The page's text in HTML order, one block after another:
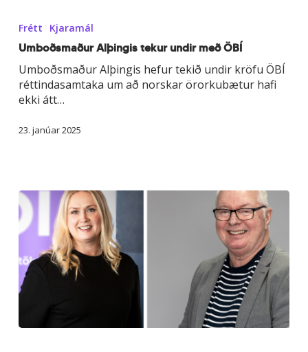
tekur
undir
með
ÖBÍ
Frétt Kjaramál
Umboðsmaður Alþingis tekur undir með ÖBÍ
Umboðsmaður Alþingis hefur tekið undir kröfu ÖBÍ
réttindasamtaka um að norskar örorkubætur hafi
ekki átt…
23. janúar 2025